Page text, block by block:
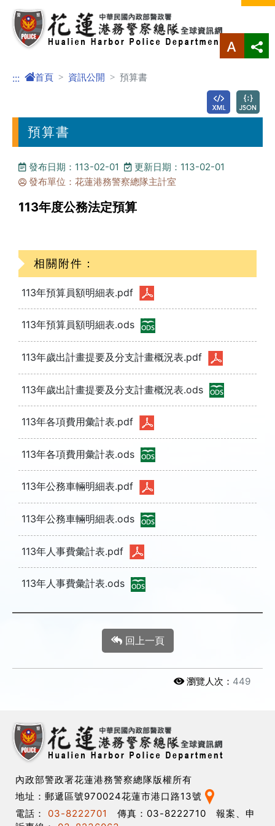
進入內容區塊
::: 首頁 資訊公開 預算書
預算書
發布日期：113-02-01
更新日期：113-02-01
發布單位：花蓮港務警察總隊主計室
113年度公務法定預算
相關附件：
113年預算員額明細表.pdf
113年預算員額明細表.ods
113年歲出計畫提要及分支計畫概況表.pdf
113年歲出計畫提要及分支計畫概況表.ods
113年各項費用彙計表.pdf
113年各項費用彙計表.ods
113年公務車輛明細表.pdf
113年公務車輛明細表.ods
113年人事費彙計表.pdf
113年人事費彙計表.ods
回上一頁
瀏覽人次： 449
內政部警政署花蓮港務警察總隊版權所有
地址：郵遞區號970024花蓮市港口路13號
電話：
03-8222701
傳真：03-8222710 報案、申